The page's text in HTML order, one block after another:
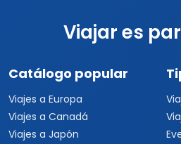
Viajar es
Catálogo popular
Viajes a Europa
Viajes a Canadá
Viajes a Japón